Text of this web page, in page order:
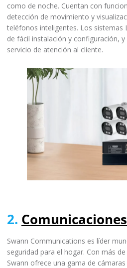
como de noche. Cuentan con
detección de movimiento y
teléfonos inteligentes. Los sistemas
de fácil instalación y configuración,
servicio de atención al cliente.
2.
Swann Communications es líder
seguridad para el hogar. Con más
Swann ofrece una gama de